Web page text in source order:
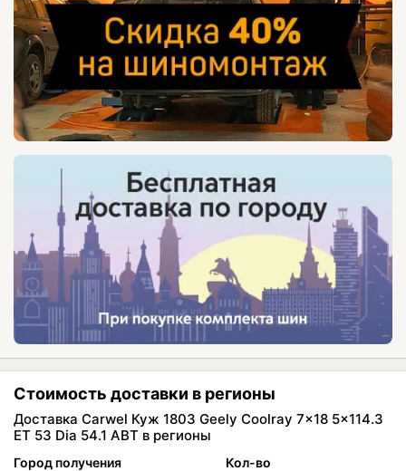
Стоимость доставки в регионы
Доставка Carwel Куж 1803 Geely Coolray 7x18 5x114.3
ET 53 Dia 54.1 ABT в регионы
Город получения Кол-во